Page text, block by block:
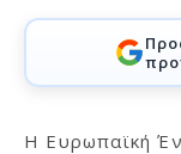
Η Ευρωπαϊκή